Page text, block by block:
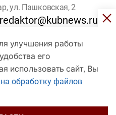
улучшения работы
его
использовать сайт, Вы
на обработку файлов
ул. Пашковская, 2
redaktor@kubnews.ru
старше 16 лет
Новости, 2017
Федеральной
информационных технологий
Регистрационный